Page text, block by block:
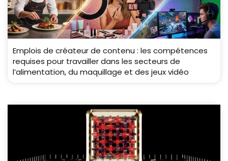
Emplois de créateur de contenu : les compétences
requises pour travailler dans les secteurs de
l’alimentation, du maquillage et des jeux vidéo